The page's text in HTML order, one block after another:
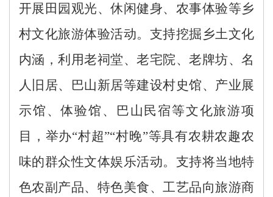
开展田园观光、休闲健身、农事体验等乡
村文化旅游体验活动。支持挖掘乡土文化
内涵，利用老祠堂、老宅院、老牌坊、名
人旧居、巴山新居等建设村史馆、产业展
示馆、体验馆、巴山民宿等文化旅游项
目，举办“村超”“村晚”等具有农耕农趣农
味的群众性文体娱乐活动。支持将当地特
色农副产品、特色美食、工艺品向旅游商